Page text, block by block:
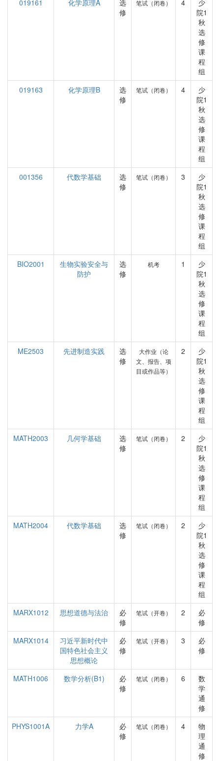
019161 化学原理A
选
修
笔试（闭卷） 4
少
院1
秋
选
修
课
程
组
019163
化学原理B
选
修
笔试（闭卷） 4
少
院1
秋
选
修
课
程
组
001356
代数学基础
选
修
笔试（闭卷） 3
少
院1
秋
选
修
课
程
组
BIO2001
生物实验安全与
防护
选
修
机考 1
少
院1
秋
选
修
课
程
组
ME2503
先进制造实践
选
修
大作业（论
文、报告、项
目或作品等）
2
少
院1
秋
选
修
课
程
组
MATH2003
几何学基础
选
修
笔试（闭卷） 2
少
院1
秋
选
修
课
程
组
MATH2004
代数学基础
选
修
笔试（闭卷） 2
少
院1
秋
选
修
课
程
组
MARX1012
思想道德与法治
必
修
笔试（开卷） 2
必
修
MARX1014
习近平新时代中
国特色社会主义
思想概论
必
修
笔试（开卷） 3
必
修
MATH1006 数学分析(B1)
必
修
笔试（闭卷） 6
数
学
通
修
PHYS1001A
力学A
必
修
笔试（闭卷） 4
物
理
通
修